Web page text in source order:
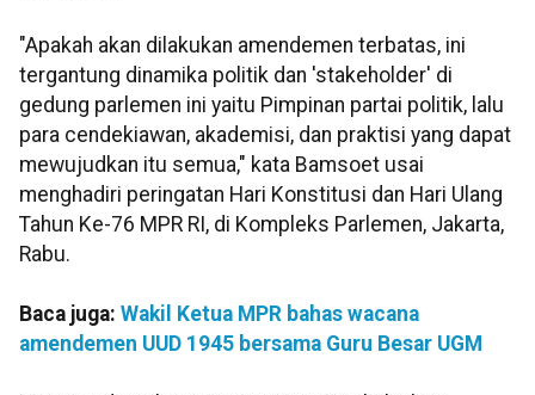
"Apakah akan dilakukan amendemen terbatas, ini
tergantung dinamika politik dan 'stakeholder' di
gedung parlemen ini yaitu Pimpinan partai politik, lalu
para cendekiawan, akademisi, dan praktisi yang dapat
mewujudkan itu semua," kata Bamsoet usai
menghadiri peringatan Hari Konstitusi dan Hari Ulang
Tahun Ke-76 MPR RI, di Kompleks Parlemen, Jakarta,
Rabu.
Baca juga: Wakil Ketua MPR bahas wacana
amendemen UUD 1945 bersama Guru Besar UGM